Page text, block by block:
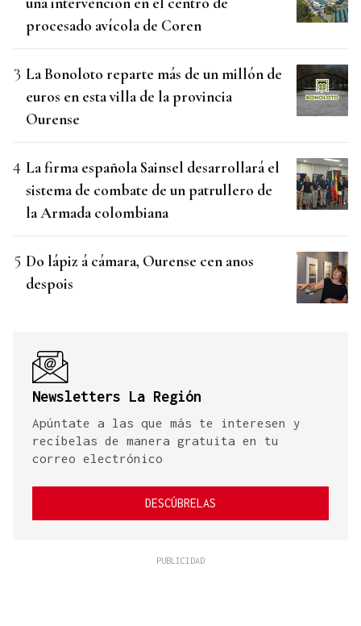
procesado avícola de Coren
La Bonoloto reparte más de un millón de
euros en esta villa de la provincia
Ourense
La firma española Sainsel desarrollará el
sistema de combate de un patrullero de
la Armada colombiana
Do lápiz á cámara, Ourense cen anos
despois
Newsletters La Región
Apúntate a las que más te interesen y
recíbelas de manera gratuita en tu
correo electrónico
DESCÚBRELAS